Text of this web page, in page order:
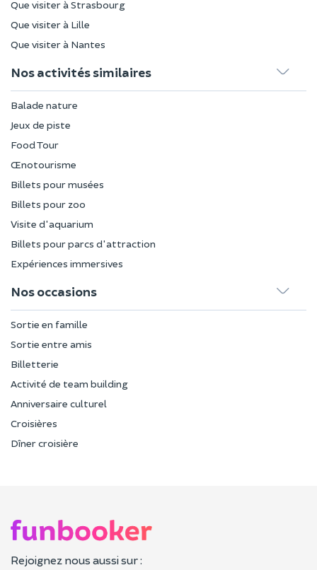
Que visiter à Strasbourg
Que visiter à Lille
Que visiter à Nantes
Nos activités similaires
Balade nature
Jeux de piste
Food Tour
Œnotourisme
Billets pour musées
Billets pour zoo
Visite d'aquarium
Billets pour parcs d'attraction
Expériences immersives
Nos occasions
Sortie en famille
Sortie entre amis
Billetterie
Activité de team building
Anniversaire culturel
Croisières
Dîner croisière
Rejoignez nous aussi sur :